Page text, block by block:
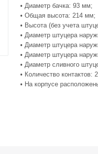
• Диаметр бачка: 93 мм;
• Общая высота: 214 мм;
• Высота (без учета
• Диаметр штуцера
• Диаметр штуцера
• Диаметр штуцера
• Диаметр сливного
• Количество
• На корпусе